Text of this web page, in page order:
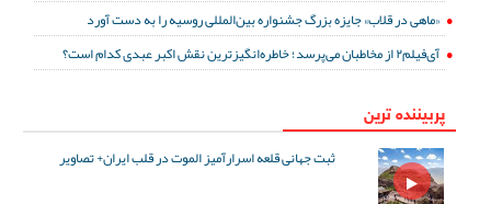
«ماهی در قلاب» جایزه بزرگ جشنواره بین‌المللی روسیه را به دست آورد
آی‌فیلم۲ از مخاطبان می‌پرسد؛ خاطره‌انگیزترین نقش اکبر عبدی کدام است؟
پربیننده ترین
ثبت جهانی قلعه اسرارآمیز الموت در قلب ایران+ تصاویر